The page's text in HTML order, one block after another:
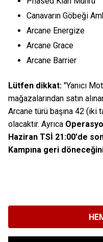
Canavarın Göbeği
Arcane Energize
Arcane Grace
Arcane Barrier
Lütfen dikkat: "Yanıcı
mağazalarından satın
Arcane türü başına 42 (iki
olacaktır. Ayrıca
Haziran TSİ 21:00'de
Kampına geri